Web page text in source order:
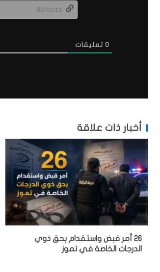
0 تعليقات
أخبار ذات علاقة
26 أمر قبض واستقدام بحق ذوي
الدرجات الخاصة في تموز